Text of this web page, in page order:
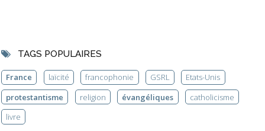
TAGS POPULAIRES
France laïcité francophonie GSRL
Etats-Unis
protestantisme
religion évangéliques
catholicisme
livre